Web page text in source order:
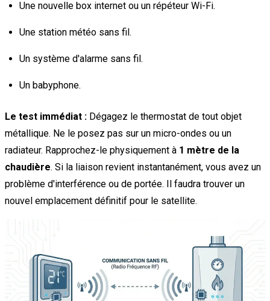
Une nouvelle box internet ou un répéteur Wi-Fi.
Une station météo sans fil.
Un système d'alarme sans fil.
Un babyphone.
Le test immédiat : Dégagez le thermostat de tout objet
métallique. Ne le posez pas sur un micro-ondes ou un
radiateur. Rapprochez-le physiquement à 1 mètre de la
chaudière. Si la liaison revient instantanément, vous avez un
problème d'interférence ou de portée. Il faudra trouver un
nouvel emplacement définitif pour le satellite.